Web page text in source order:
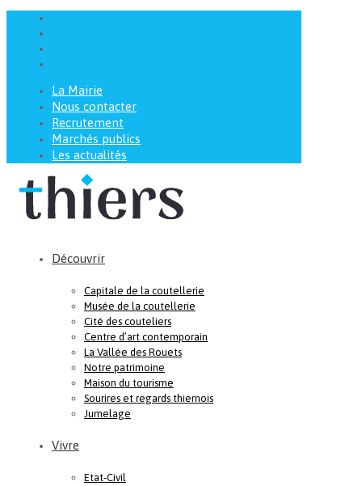
La Mairie
Nous contacter
Recrutement
Marchés publics
Les actualités
Découvrir
Capitale de la coutellerie
Musée de la coutellerie
Cité des couteliers
Centre d’art contemporain
La Vallée des Rouets
Notre patrimoine
Maison du tourisme
Sourires et regards thiernois
Jumelage
Vivre
Etat-Civil